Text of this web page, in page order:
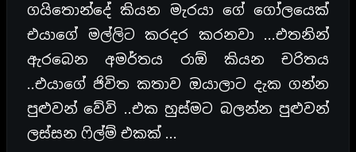
ගයිතොන්දේ කියන මැරයා ගේ ගෝලයෙක්
එයාගේ මල්ලිට කරදර කරනවා …එතනින්
ඇරබෙන අමර්තය රාඕ කියන චරිතය
..එයාගේ ජිවිත කතාව ඔයාලාට දැක ගන්න
පුළුවන් වේවි ..එක හුස්මට බලන්න පුළුවන්
ලස්සන ෆිල්ම් එකක් …